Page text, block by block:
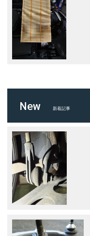
New 新着記事